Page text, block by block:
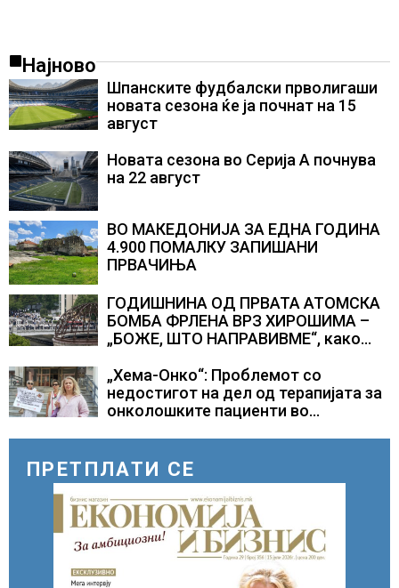
Најново
Шпанските фудбалски прволигаши
новата сезона ќе ја почнат на 15
август
Новата сезона во Серија А почнува
на 22 август
ВО МАКЕДОНИЈА ЗА ЕДНА ГОДИНА
4.900 ПОМАЛКУ ЗАПИШАНИ
ПРВАЧИЊА
ГОДИШНИНА ОД ПРВАТА АТОМСКА
БОМБА ФРЛЕНА ВРЗ ХИРОШИМА –
„БОЖЕ, ШТО НАПРАВИВМЕ“, како
Геј“ и учесниците во
бомбардирањето го доживуваа овој
настан што го промени текот на
„Хема-Онко“: Проблемот со
недостигот на дел од терапијата за
онколошките пациенти во
ПРЕТПЛАТИ СЕ